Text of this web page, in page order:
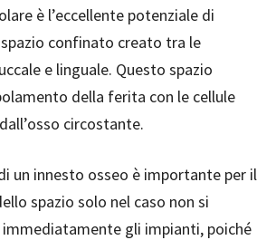
è l’eccellente potenziale di
confinato creato tra le
e linguale. Questo spazio
della ferita con le cellule
circostante.
un innesto osseo è importante per il
spazio solo nel caso non si
immediatamente gli impianti, poiché